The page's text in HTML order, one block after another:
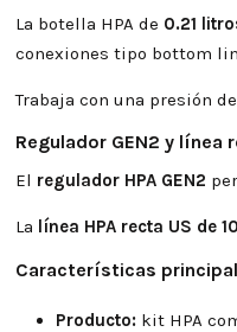
La botella HPA de 0.21
conexiones tipo bottom
Trabaja con una presión de
Regulador GEN2 y línea
El regulador HPA GEN2
La línea HPA recta US de
Características
Producto:kit HPA